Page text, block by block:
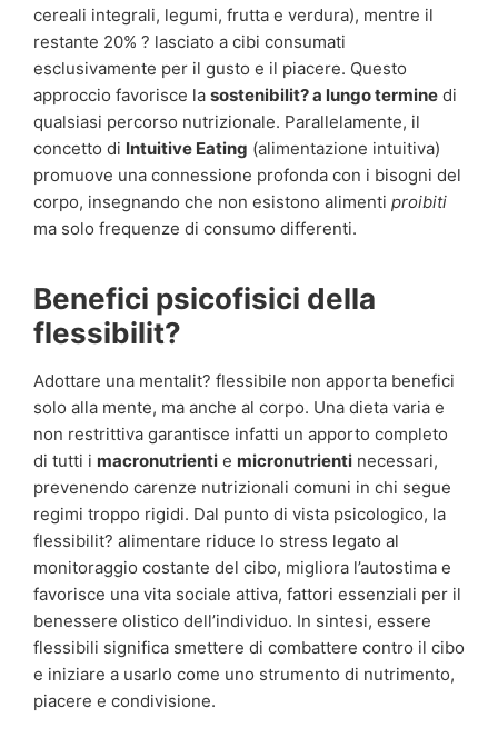
cereali integrali, legumi, frutta e verdura), mentre il
restante 20% ? lasciato a cibi consumati
esclusivamente per il gusto e il piacere. Questo
approccio favorisce la sostenibilit? a lungo termine di
qualsiasi percorso nutrizionale. Parallelamente, il
concetto di Intuitive Eating (alimentazione intuitiva)
promuove una connessione profonda con i bisogni del
corpo, insegnando che non esistono alimenti proibiti
ma solo frequenze di consumo differenti.
Benefici psicofisici della
flessibilit?
Adottare una mentalit? flessibile non apporta benefici
solo alla mente, ma anche al corpo. Una dieta varia e
non restrittiva garantisce infatti un apporto completo
di tutti i macronutrienti e micronutrienti necessari,
prevenendo carenze nutrizionali comuni in chi segue
regimi troppo rigidi. Dal punto di vista psicologico, la
flessibilit? alimentare riduce lo stress legato al
monitoraggio costante del cibo, migliora l’autostima e
favorisce una vita sociale attiva, fattori essenziali per il
benessere olistico dell’individuo. In sintesi, essere
flessibili significa smettere di combattere contro il cibo
e iniziare a usarlo come uno strumento di nutrimento,
piacere e condivisione.